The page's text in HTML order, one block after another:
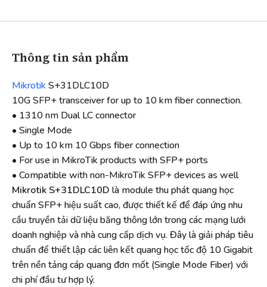
Thông tin sản phẩm
Mikrotik S+31DLC10D
10G SFP+ transceiver for up to 10 km fiber connection.
• 1310 nm Dual LC connector
• Single Mode
• Up to 10 km 10 Gbps fiber connection
• For use in MikroTik products with SFP+ ports
• Compatible with non-MikroTik SFP+ devices as well
Mikrotik S+31DLC10D là module thu phát quang học
chuẩn SFP+ hiệu suất cao, được thiết kế để đáp ứng nhu
cầu truyền tải dữ liệu băng thông lớn trong các mạng lưới
doanh nghiệp và nhà cung cấp dịch vụ. Đây là giải pháp tiêu
chuẩn để thiết lập các liên kết quang học tốc độ 10 Gigabit
trên nền tảng cáp quang đơn mốt (Single Mode Fiber) với
chi phí đầu tư hợp lý.